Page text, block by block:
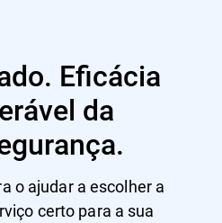
Eficácia
da
o ajudar a escolher a
certo para a sua